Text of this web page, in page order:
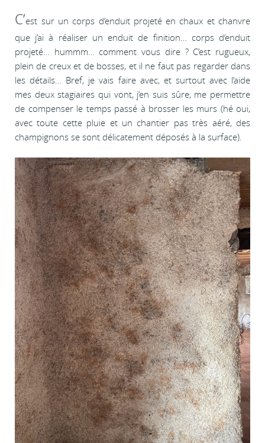
C’est sur un corps d’enduit projeté en chaux et chanvre
que j’ai à réaliser un enduit de finition… corps d’enduit
projeté… hummm… comment vous dire ? C’est rugueux,
plein de creux et de bosses, et il ne faut pas regarder dans
les détails… Bref, je vais faire avec, et surtout avec l’aide
mes deux stagiaires qui vont, j’en suis sûre, me permettre
de compenser le temps passé à brosser les murs (hé oui,
avec toute cette pluie et un chantier pas très aéré, des
champignons se sont délicatement déposés à la surface).